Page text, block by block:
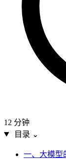
12 分钟
目录 ⌄
一、大模